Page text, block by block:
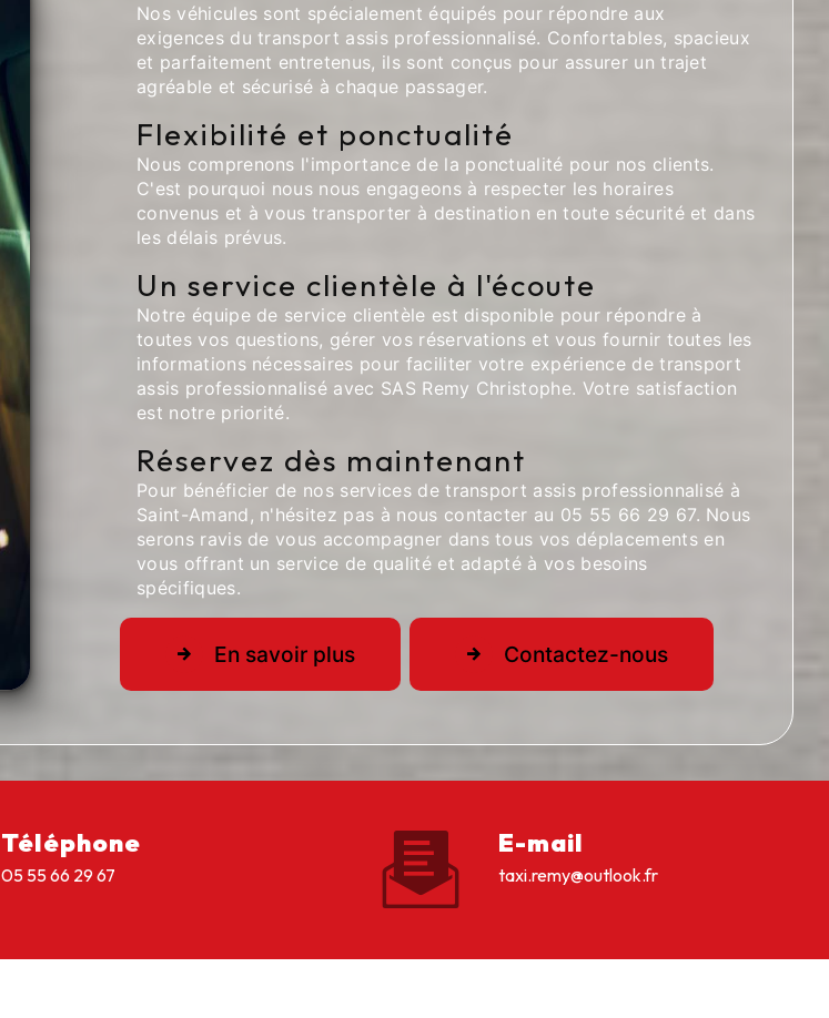
Nos véhicules sont spécialement équipés pour répondre aux
exigences du transport assis professionnalisé. Confortables, spacieux
et parfaitement entretenus, ils sont conçus pour assurer un trajet
agréable et sécurisé à chaque passager.
Flexibilité et ponctualité
Nous comprenons l'importance de la ponctualité pour nos clients.
C'est pourquoi nous nous engageons à respecter les horaires
convenus et à vous transporter à destination en toute sécurité et dans
les délais prévus.
Un service clientèle à l'écoute
Notre équipe de service clientèle est disponible pour répondre à
toutes vos questions, gérer vos réservations et vous fournir toutes les
informations nécessaires pour faciliter votre expérience de transport
assis professionnalisé avec SAS Remy Christophe. Votre satisfaction
est notre priorité.
Réservez dès maintenant
Pour bénéficier de nos services de transport assis professionnalisé à
Saint-Amand, n'hésitez pas à nous contacter au 05 55 66 29 67. Nous
serons ravis de vous accompagner dans tous vos déplacements en
vous offrant un service de qualité et adapté à vos besoins
spécifiques.
En savoir plus Contactez-nous
Téléphone
05 55 66 29 67
E-mail
taxi.remy@outlook.fr